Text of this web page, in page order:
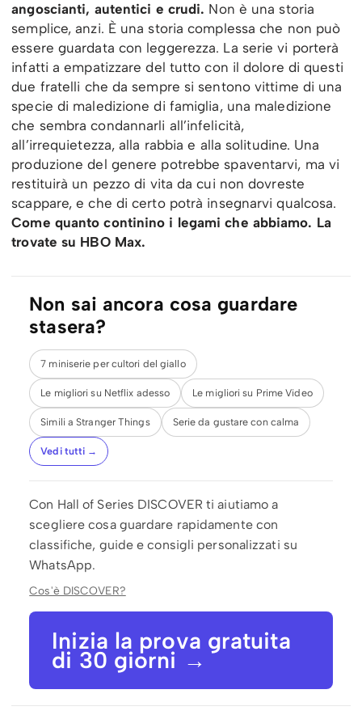
angoscianti, autentici e crudi. Non è una storia
semplice, anzi. È una storia complessa che non può
essere guardata con leggerezza. La serie vi porterà
infatti a empatizzare del tutto con il dolore di questi
due fratelli che da sempre si sentono vittime di una
specie di maledizione di famiglia, una maledizione
che sembra condannarli all’infelicità,
all’irrequietezza, alla rabbia e alla solitudine. Una
produzione del genere potrebbe spaventarvi, ma vi
restituirà un pezzo di vita da cui non dovreste
scappare, e che di certo potrà insegnarvi qualcosa.
Come quanto continino i legami che abbiamo. La
trovate su HBO Max.
Non sai ancora cosa guardare
stasera?
7 miniserie per cultori del giallo
Le migliori su Netflix adesso Le migliori su Prime Video
Simili a Stranger Things Serie da gustare con calma
Vedi tutti →
Con Hall of Series DISCOVER ti aiutiamo a
scegliere cosa guardare rapidamente con
classifiche, guide e consigli personalizzati su
WhatsApp.
Cos'è DISCOVER?
Inizia la prova gratuita
di 30 giorni →